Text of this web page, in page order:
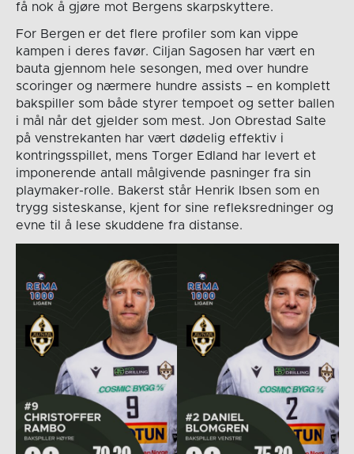
få nok å gjøre mot Bergens skarpskyttere.
For Bergen er det flere profiler som kan vippe
kampen i deres favør. Ciljan Sagosen har vært en
bauta gjennom hele sesongen, med over hundre
scoringer og nærmere hundre assists – en komplett
bakspiller som både styrer tempoet og setter ballen
i mål når det gjelder som mest. Jon Obrestad Salte
på venstrekanten har vært dødelig effektiv i
kontringsspillet, mens Torger Edland har levert et
imponerende antall målgivende pasninger fra sin
playmaker-rolle. Bakerst står Henrik Ibsen som en
trygg sisteskanse, kjent for sine refleksredninger og
evne til å lese skuddene fra distanse.